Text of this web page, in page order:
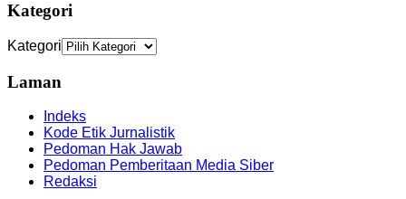
Kategori
Kategori
Laman
Indeks
Kode Etik Jurnalistik
Pedoman Hak Jawab
Pedoman Pemberitaan Media Siber
Redaksi